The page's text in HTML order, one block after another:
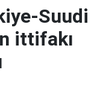
Suudi
ittifakı